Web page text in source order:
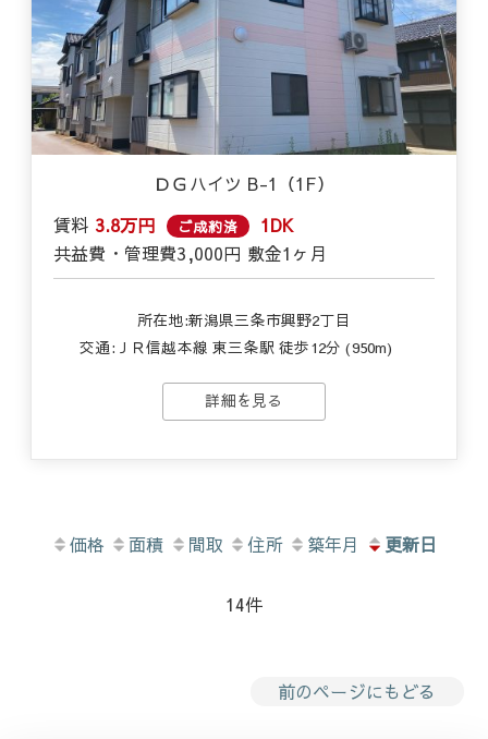
ＤＧハイツ B-1（1F）
賃料 3.8万円 ご成約済
1DK
共益費・管理費3,000円 敷金1ヶ月
所在地:新潟県三条市興野2丁目
交通: ＪＲ信越本線 東三条駅 徒歩12分 (950m)
詳細を見る
価格 面積 間取 住所 築年月 更新日
14件
前のページにもどる